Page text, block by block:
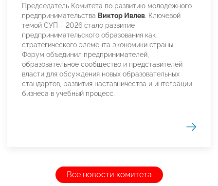
Председатель Комитета по развитию молодежного
предпринимательства Виктор Ивлев. Ключевой
темой СУП – 2026 стало развитие
предпринимательского образования как
стратегического элемента экономики страны.
Форум объединил предпринимателей,
образовательное сообщество и представителей
власти для обсуждения новых образовательных
стандартов, развития наставничества и интеграции
бизнеса в учебный процесс.
Все новости комитета